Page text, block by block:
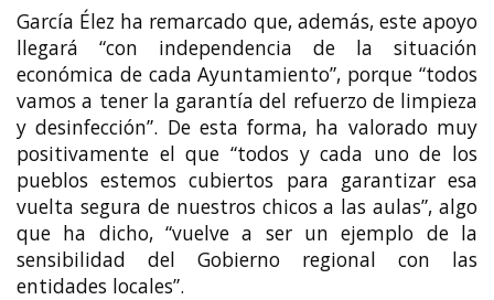
García Élez ha remarcado que, además, este apoyo
llegará “con independencia de la situación
económica de cada Ayuntamiento”, porque “todos
vamos a tener la garantía del refuerzo de limpieza
y desinfección”. De esta forma, ha valorado muy
positivamente el que “todos y cada uno de los
pueblos estemos cubiertos para garantizar esa
vuelta segura de nuestros chicos a las aulas”, algo
que ha dicho, “vuelve a ser un ejemplo de la
sensibilidad del Gobierno regional con las
entidades locales”.